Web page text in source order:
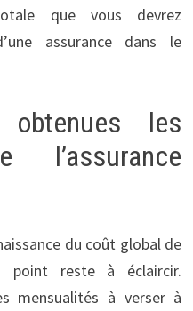
que vous devrez
assurance dans le
obtenues les
l’assurance
du coût global de
point reste à éclaircir.
mensualités à verser à